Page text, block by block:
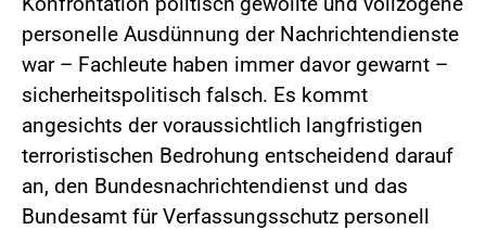
personelle Ausdünnung der Nachrichtendienste
war – Fachleute haben immer davor gewarnt –
sicherheitspolitisch falsch. Es kommt
angesichts der voraussichtlich langfristigen
terroristischen Bedrohung entscheidend darauf
an, den Bundesnachrichtendienst und das
Bundesamt für Verfassungsschutz personell